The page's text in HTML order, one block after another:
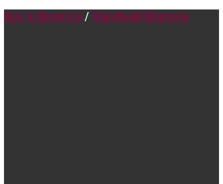
Noi și Biserica / Rânduieli liturgice